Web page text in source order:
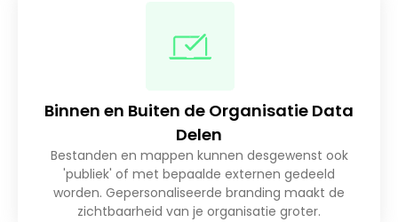
Binnen en Buiten de Organisatie Data
Delen
Bestanden en mappen kunnen desgewenst ook
'publiek' of met bepaalde externen gedeeld
worden. Gepersonaliseerde branding maakt de
zichtbaarheid van je organisatie groter.